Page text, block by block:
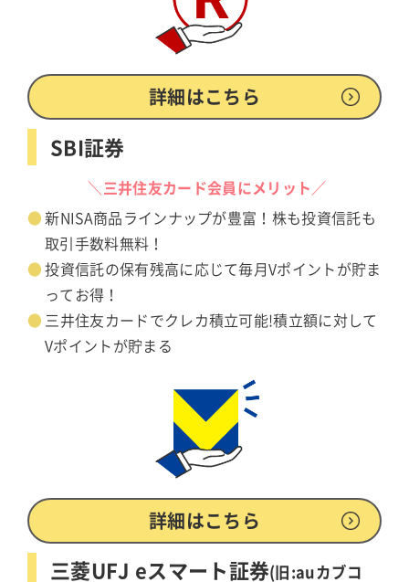
詳細はこちら
SBI証券
＼三井住友カード会員にメリット／
新NISA商品ラインナップが豊富！株も投資信託も
取引手数料無料！
投資信託の保有残高に応じて毎月Vポイントが貯ま
ってお得！
三井住友カードでクレカ積立可能!積立額に対して
Vポイントが貯まる
詳細はこちら
三菱UFJ eスマート証券(旧:auカブコ